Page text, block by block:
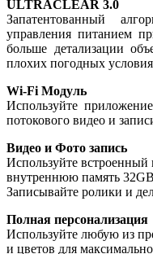
ULTRACLEAR 3.0
Запатентованный
управления питанием
больше детализации
плохих погодных
Wi-Fi Модуль
Используйте
потокового видео и
Видео и Фото запись
Используйте встроенный
внутреннюю память
Записывайте ролики и
Полная персонализация
Используйте любую из
и цветов для